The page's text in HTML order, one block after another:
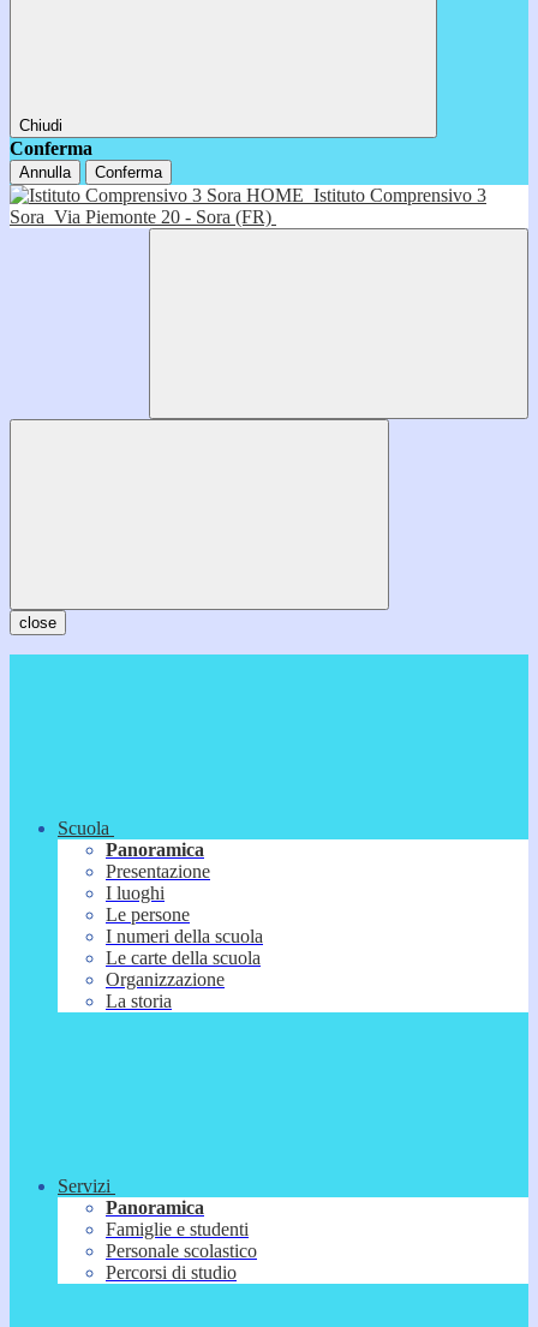
Chiudi
Conferma
Annulla Conferma
HOME Istituto Comprensivo 3
Sora Via Piemonte 20 - Sora (FR)
close
Scuola
Panoramica
Presentazione
I luoghi
Le persone
I numeri della scuola
Le carte della scuola
Organizzazione
La storia
Servizi
Panoramica
Famiglie e studenti
Personale scolastico
Percorsi di studio